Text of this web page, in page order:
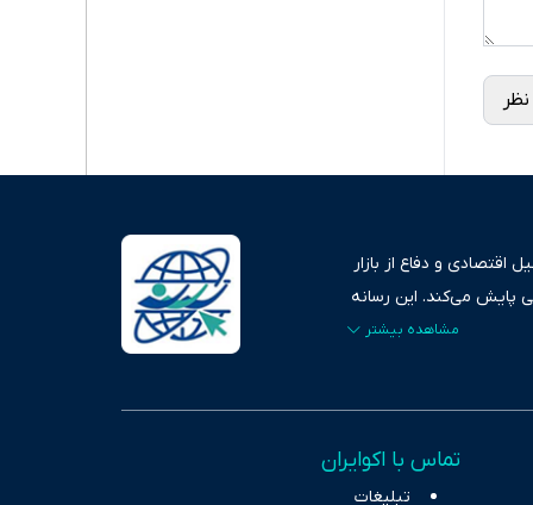
و دفاع از بازار
پایش می‌کند. این رسانه
بازارهای مالی،
حوزه‌های اثرگذار بر
تماس با اکوایران
تبلیغات